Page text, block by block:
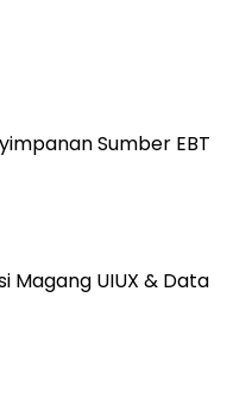
Sumber EBT
Magang UIUX & Data